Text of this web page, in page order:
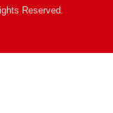
Reserved.